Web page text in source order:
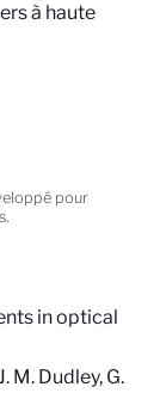
à haute
pour
in optical
M. Dudley, G.